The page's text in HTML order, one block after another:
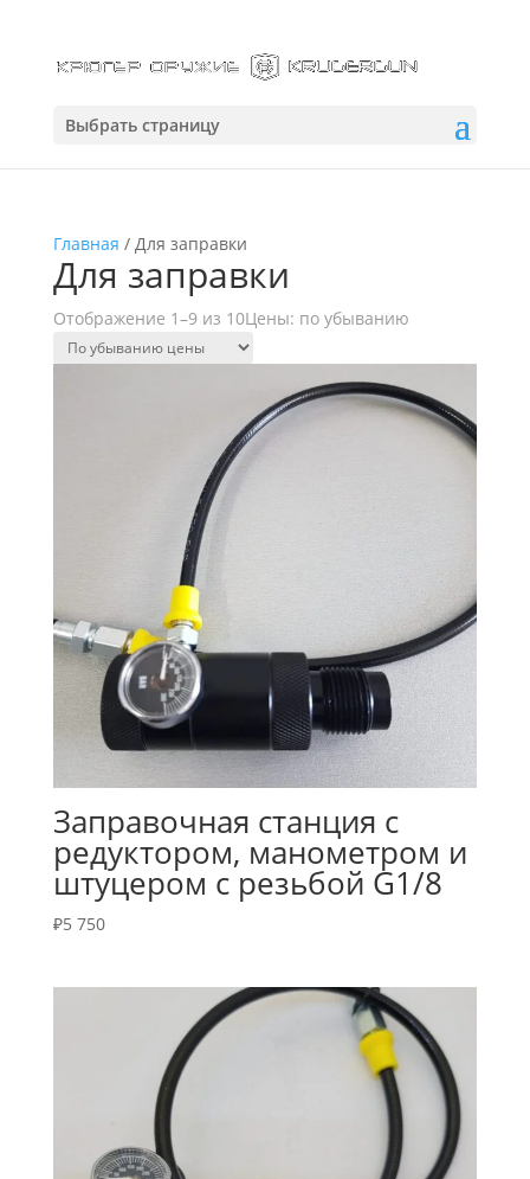
Выбрать страницу
Главная / Для заправки
Для заправки
Отображение 1–9 из 10Цены: по убыванию
Заправочная станция с
редуктором, манометром и
штуцером с резьбой G1/8
₽5 750